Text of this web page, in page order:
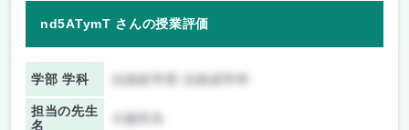
nd5ATymT さんの授業評価
学部 学科 法政経学部 法政経学科
担当の先生
名
大鋸先生